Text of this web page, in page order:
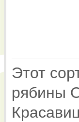
Этот
рябины